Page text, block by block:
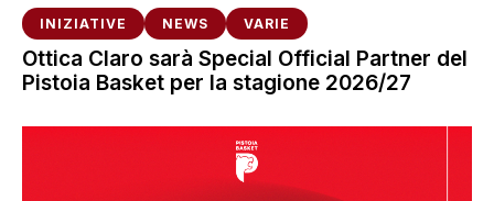
INIZIATIVE NEWS VARIE
Ottica Claro sarà Special Official Partner del
Pistoia Basket per la stagione 2026/27